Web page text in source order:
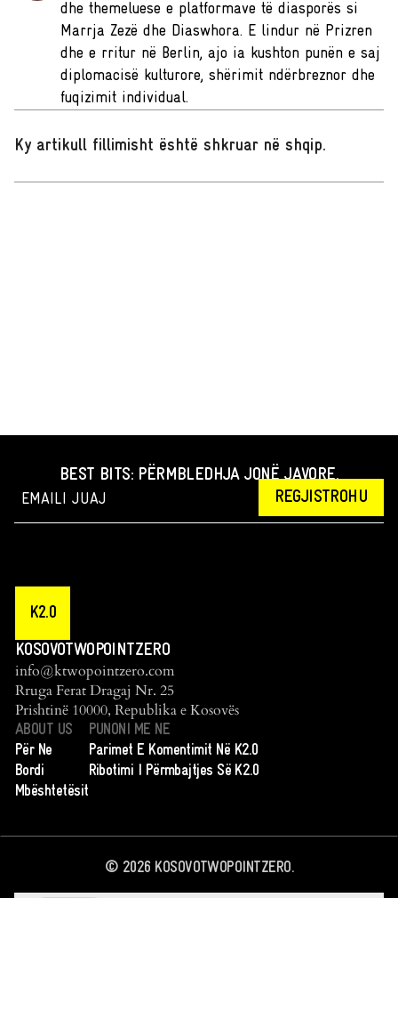
dhe themeluese e platformave të diasporës si
Marrja Zezë dhe Diaswhora. E lindur në Prizren
dhe e rritur në Berlin, ajo ia kushton punën e saj
diplomacisë kulturore, shërimit ndërbreznor dhe
fuqizimit individual.
Ky artikull fillimisht është shkruar në shqip.
BEST BITS: PËRMBLEDHJA JONË JAVORE.
REGJISTROHU
K2.0
KOSOVOTWOPOINTZERO
info@ktwopointzero.com
Rruga Ferat Dragaj Nr. 25
Prishtinë 10000, Republika e Kosovës
ABOUT US
Për Ne
Bordi
Mbështetësit
PUNONI ME NE
Parimet E Komentimit Në K2.0
Ribotimi I Përmbajtjes Së K2.0
© 2026KOSOVOTWOPOINTZERO.